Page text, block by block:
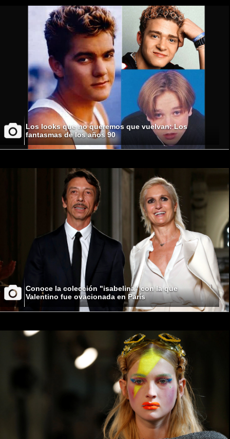
Los looks que no queremos que vuelvan: Los
fantasmas de los años 90
Conoce la colección "isabelina" con la que
Valentino fue ovacionada en París